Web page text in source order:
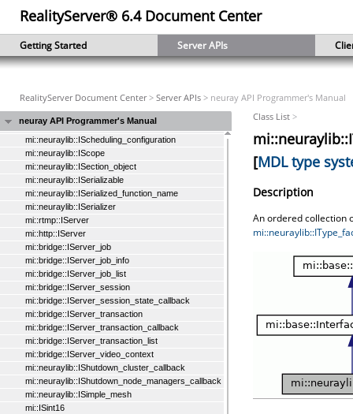
RealityServer® 6.4 Document Center
Getting Started Server APIs
RealityServer Document Center> Server APIs > neuray API Programmer's Manual
neuray API Programmer's Manual
mi::neuraylib::IRender_target_cuda
mi::neuraylib::IRender_target_opengl
mi::neuraylib::IRendering_configuration
mi::http::IRequest
mi::http::IResponse_handler
mi::neuraylib::IScene
mi::neuraylib::IScene_element
mi::neuraylib::IScheduling_configuration
mi::neuraylib::IScope
mi::neuraylib::ISection_object
mi::neuraylib::ISerializable
mi::neuraylib::ISerialized_function_name
mi::neuraylib::ISerializer
mi::rtmp::IServer
mi::http::IServer
mi::bridge::IServer_job
mi::bridge::IServer_job_info
mi::bridge::IServer_job_list
mi::bridge::IServer_session
mi::bridge::IServer_session_state_callback
mi::bridge::IServer_transaction
mi::bridge::IServer_transaction_callback
mi::bridge::IServer_transaction_list
mi::bridge::IServer_video_context
mi::neuraylib::IShutdown_cluster_callback
mi::neuraylib::IShutdown_node_managers_callback
mi::neuraylib::ISimple_mesh
mi::ISint16
Class List >
[MDL type
Description
An ordered collection